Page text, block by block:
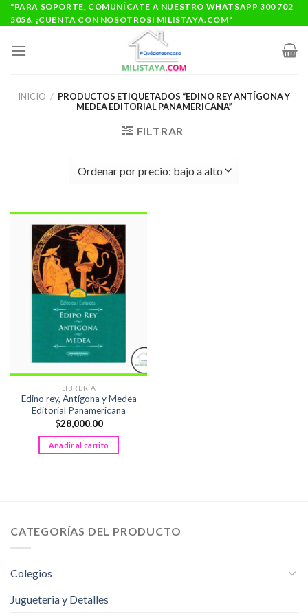
Saltar
al
"PARA SOPORTE, COMUNÍCATE A NUESTRO WHATSAPP 300 702
5056. ¡CUENTA CON NOSOTROS! MILISTAYA.COM"
INICIO / PRODUCTOS ETIQUETADOS “EDINO REY ANTÍGONA Y
MEDEA EDITORIAL PANAMERICANA”
FILTRAR
LIBRERÍA
Edino rey, Antígona y Medea
Editorial Panamericana
$28,000.00
Añadir al carrito
CATEGORÍAS DEL PRODUCTO
Colegios
Jugueteria y Detalles